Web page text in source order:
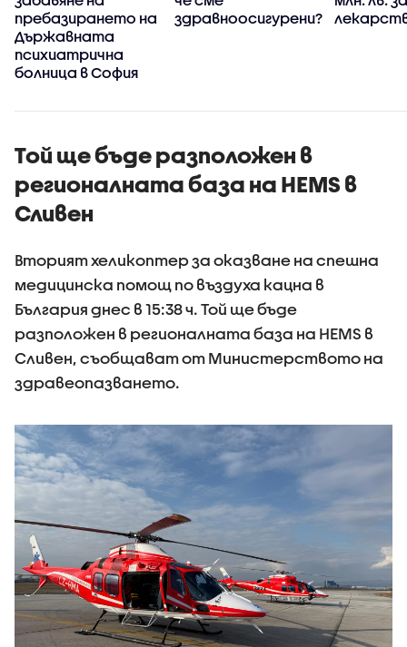
пребазирането на
Държавната
психиатрична
болница в София
здравноосигурени?
Той ще бъде разположен в
регионалната база на HEMS в
Сливен
Вторият хеликоптер за оказване на спешна
медицинска помощ по въздуха кацна в
България днес в 15:38 ч. Той ще бъде
разположен в регионалната база на HEMS в
Сливен, съобщават от Министерството на
здравеопазването.